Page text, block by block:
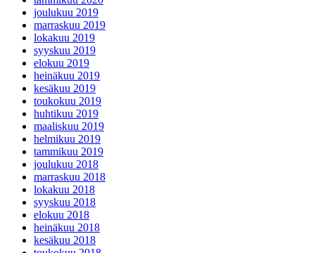
joulukuu 2019
marraskuu 2019
lokakuu 2019
syyskuu 2019
elokuu 2019
heinäkuu 2019
kesäkuu 2019
toukokuu 2019
huhtikuu 2019
maaliskuu 2019
helmikuu 2019
tammikuu 2019
joulukuu 2018
marraskuu 2018
lokakuu 2018
syyskuu 2018
elokuu 2018
heinäkuu 2018
kesäkuu 2018